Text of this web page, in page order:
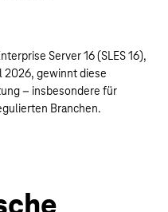
Server 16 (SLES 16),
2026, gewinnt diese
– insbesondere für
Branchen.